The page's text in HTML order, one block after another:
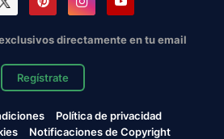
directamente en tu email
Regístrate
Política de privacidad
Notificaciones de Copyright